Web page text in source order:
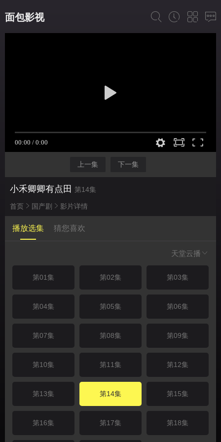
面包影视
上一集 下一集
小禾卿卿有点田 第14集
首页 国产剧 影片详情
播放选集 猜您喜欢
天堂云播
第01集 第02集 第03集
第04集 第05集 第06集
第07集 第08集 第09集
第10集 第11集 第12集
第13集 第14集 第15集
第16集 第17集 第18集